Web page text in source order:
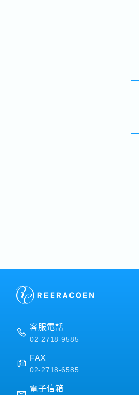
客服電話
02-2718-9585
FAX
02-2718-6585
電子信箱